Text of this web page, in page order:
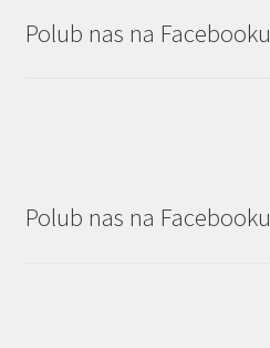
Polub nas na Facebooku
Polub nas na Facebooku